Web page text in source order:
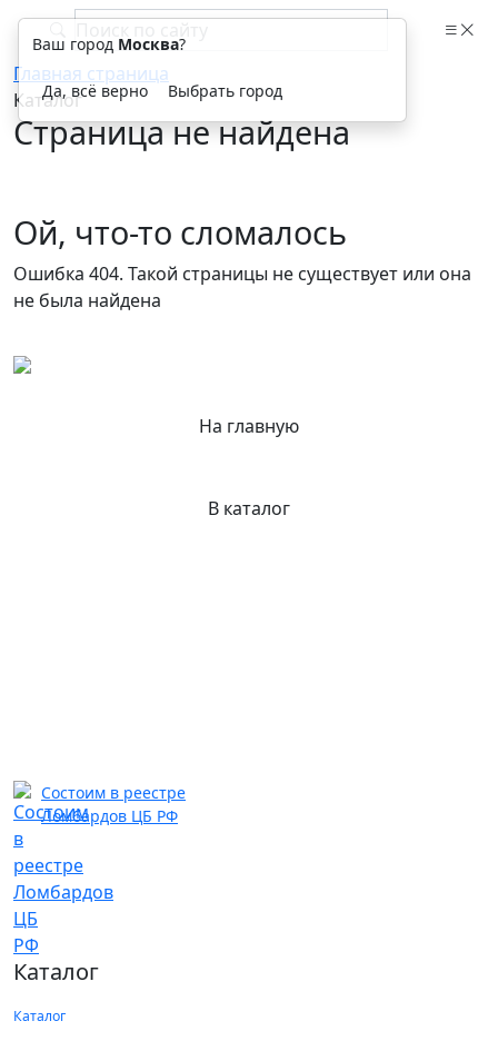
Главная страница
Каталог
Страница не найдена
Ой, что-то сломалось
Ошибка 404. Такой страницы не существует или она
не была найдена
На главную
В каталог
Состоим в реестре
Ломбардов ЦБ РФ
Каталог
Каталог
Ваш город Москва?
Да, всё верно Выбрать город